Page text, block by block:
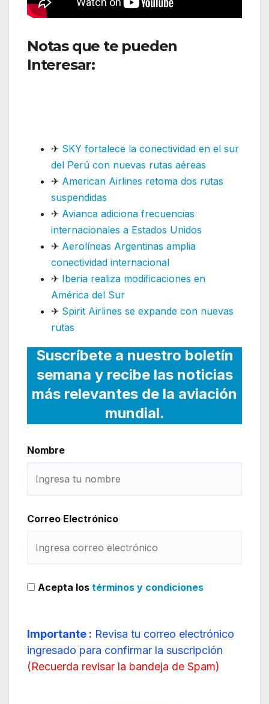
Notas que te pueden
Interesar:
✈ SKY fortalece la conectividad en el sur
del Perú con nuevas rutas aéreas
✈ American Airlines retoma dos rutas
suspendidas
✈ Avianca adiciona frecuencias
internacionales a Estados Unidos
✈ Aerolíneas Argentinas amplia
conectividad internacional
✈ Iberia realiza modificaciones en
América del Sur
✈ Spirit Airlines se expande con nuevas
rutas
Suscríbete a nuestro boletín
semana y recibe las noticias
más relevantes de la aviación
mundial.
Nombre
Correo Electrónico
Acepta los términos y condiciones
Importante : Revisa tu correo electrónico
ingresado para confirmar la suscripción
(Recuerda revisar la bandeja de Spam)